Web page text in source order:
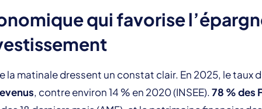
qui favorise
la matinale dressent un constat clair. En 2025, le taux
, contre environ 14 % en 2020 (INSEE). 78 % des